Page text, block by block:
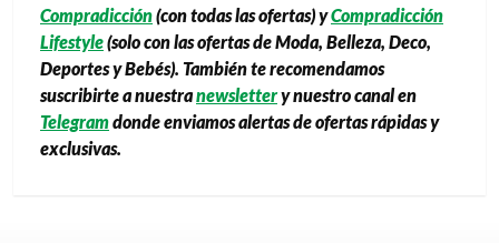
Compradicción(con todas las ofertas) yCompradicción
Lifestyle(solo con las ofertas de Moda, Belleza, Deco,
Deportes y Bebés). También te recomendamos
suscribirte a nuestranewslettery nuestro canal en
Telegramdonde enviamos alertas de ofertas rápidas y
exclusivas.